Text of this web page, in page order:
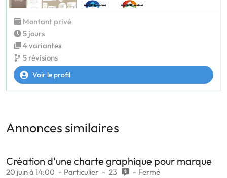
Montant privé
5 jours
4 variantes
5 révisions
Voir le profil
Annonces similaires
Création d'une charte graphique pour marque
20 juin à 14:00 Particulier 23 Fermé